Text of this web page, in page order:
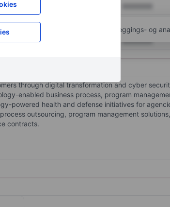
XXXXXXX
konto for å få tilgang til flere kartleggings- og
through digital transformation and cyber
enabled business process, program
powered health and defense initiatives for
outsourcing, program management
contracts.